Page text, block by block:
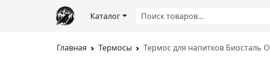
Каталог
Главная Термосы Термос для напитков Биосталь